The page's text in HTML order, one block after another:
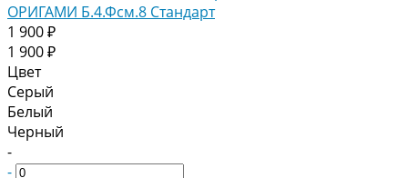
ОРИГАМИ Б.4.Фсм.8 Стандарт
1 900 ₽
1 900 ₽
Цвет
Серый
Белый
Черный
-
-